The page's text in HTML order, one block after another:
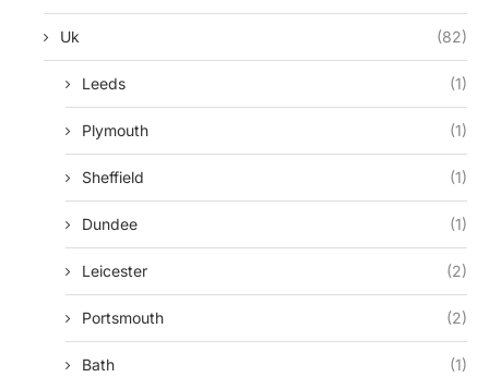
Uk (82)
Leeds (1)
Plymouth (1)
Sheffield (1)
Dundee (1)
Leicester (2)
Portsmouth (2)
Bath (1)